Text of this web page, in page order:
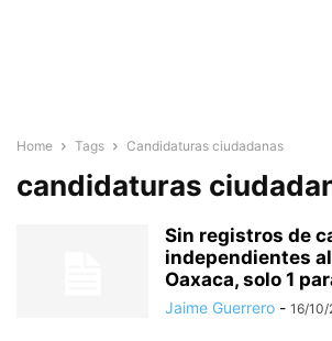
Home Tags Candidaturas ciudadanas
candidaturas
Sin registros de
independientes
Oaxaca, solo 1
Jaime Guerrero - 16/10/